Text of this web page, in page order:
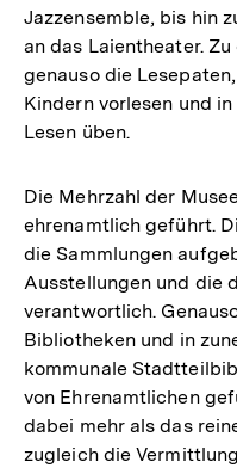
Jazzensemble, bis hin
an das Laientheater.
genauso die
Kindern vorlesen und
Lesen üben.
Die Mehrzahl der
ehrenamtlich geführt.
die Sammlungen
Ausstellungen und die
verantwortlich.
Bibliotheken und in
kommunale
von Ehrenamtlichen
dabei mehr als das
zugleich die